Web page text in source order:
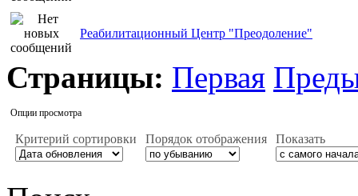
Реабилитационный Центр "Преодоление"
Страницы: Первая
Опции просмотра
Критерий сортировки Порядок отображения Показать